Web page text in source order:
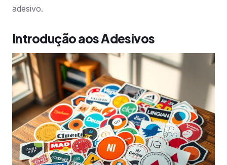
adesivo.
Introdução aos Adesivos